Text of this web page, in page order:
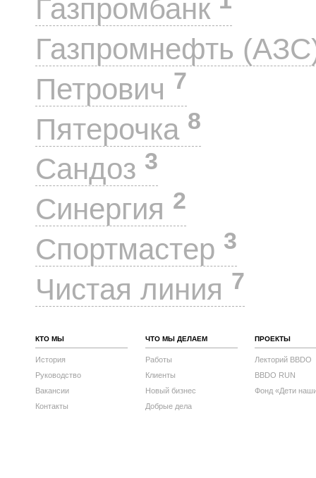
Газпромбанк
Газпромнефть
Петрович 7
Пятерочка 8
Сандоз 3
Синергия 2
Спортмастер 3
Чистая линия 7
КТО МЫ
История
Руководство
Вакансии
Контакты
ЧТО МЫ ДЕЛАЕМ
Работы
Клиенты
Новый бизнес
Добрые дела
ПРОЕКТЫ
Лекторий BBDO
BBDO RUN
Фонд «Дети